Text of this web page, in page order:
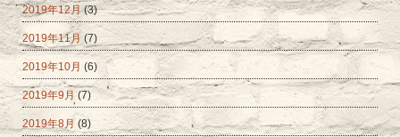
2019年12月(3)
2019年11月 (7)
2019年10月 (6)
2019年9月 (7)
2019年8月 (8)